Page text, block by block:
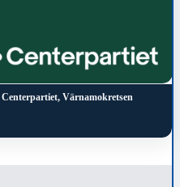
Centerpartiet, Värnamokretsen